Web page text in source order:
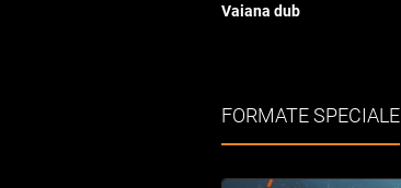
Vaiana dub
FORMATE SPECIALE